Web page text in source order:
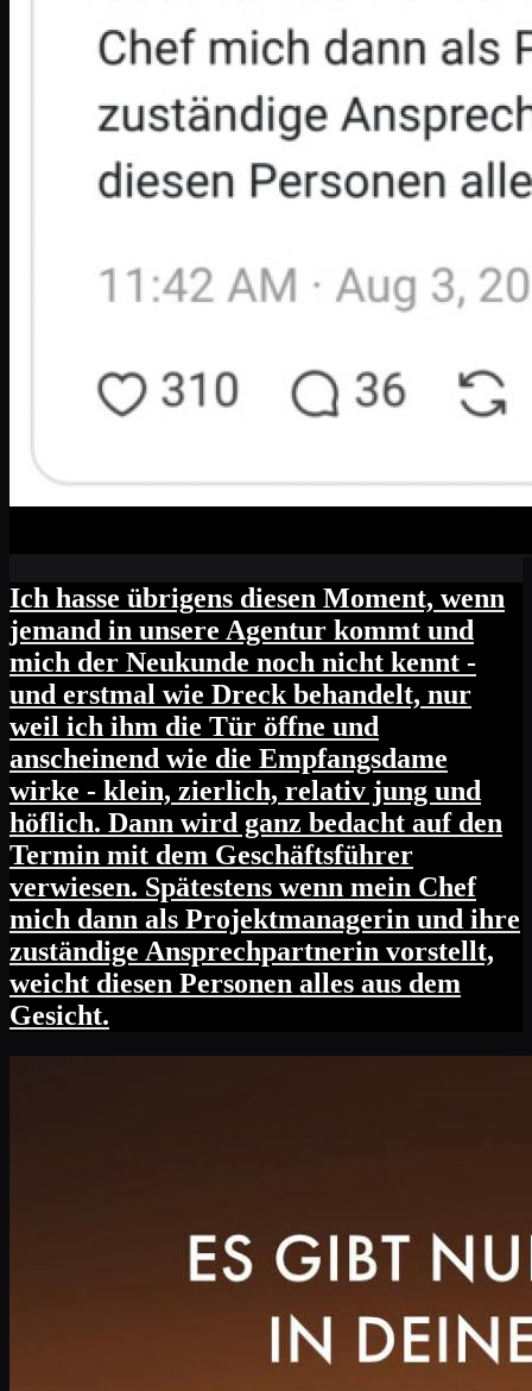
Ich hasse übrigens diesen Moment, wenn
jemand in unsere Agentur kommt und
mich der Neukunde noch nicht kennt -
und erstmal wie Dreck behandelt, nur
weil ich ihm die Tür öffne und
anscheinend wie die Empfangsdame
wirke - klein, zierlich, relativ jung und
höflich. Dann wird ganz bedacht auf den
Termin mit dem Geschäftsführer
verwiesen. Spätestens wenn mein Chef
mich dann als Projektmanagerin und ihre
zuständige Ansprechpartnerin vorstellt,
weicht diesen Personen alles aus dem
Gesicht.